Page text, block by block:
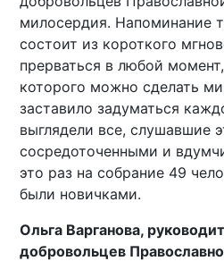
милосердия. Напоминание
состоит из короткого
прерваться в любой
которого можно сделать
заставило задуматься
выглядели все, слушавшие
сосредоточенными и
это раз на собрание 49
были новичками.
Ольга Варганова,
добровольцев